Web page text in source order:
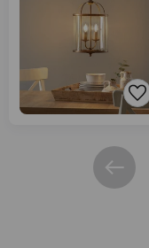
Anterior